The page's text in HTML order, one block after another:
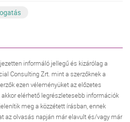
informáló jellegű és kizárólag a
Consulting Zrt. mint a szerzőknek a
ezen véleményüket az előzetes
elérhető legrészletesebb információk
meg a közzétett írásban, ennek
az olvasás napján már elavult és/vagy már